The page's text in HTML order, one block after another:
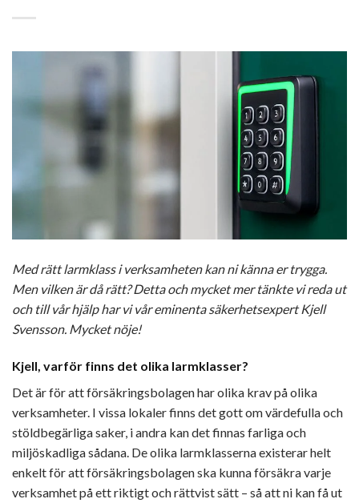
Med rätt larmklass i verksamheten kan ni känna er trygga.
Men vilken är då rätt? Detta och mycket mer tänkte vi reda ut
och till vår hjälp har vi vår eminenta säkerhetsexpert Kjell
Svensson. Mycket nöje!
Kjell, varför finns det olika larmklasser?
Det är för att försäkringsbolagen har olika krav på olika
verksamheter. I vissa lokaler finns det gott om värdefulla och
stöldbegärliga saker, i andra kan det finnas farliga och
miljöskadliga sådana. De olika larmklasserna existerar helt
enkelt för att försäkringsbolagen ska kunna försäkra varje
verksamhet på ett riktigt och rättvist sätt – så att ni kan få ut